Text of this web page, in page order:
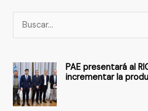
u
c
a
r
PAE presentará al
incrementar la